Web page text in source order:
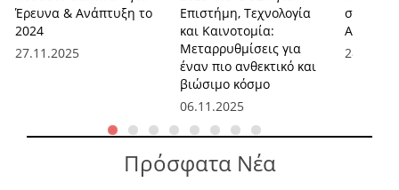
Έρευνα & Ανάπτυξη το
2024
27.11.2025
Επιστήμη, Τεχνολογία
και Καινοτομία:
Μεταρρυθμίσεις για
έναν πιο ανθεκτικό και
βιώσιμο κόσμο
06.11.2025
στην
Πρόσφατα Νέα